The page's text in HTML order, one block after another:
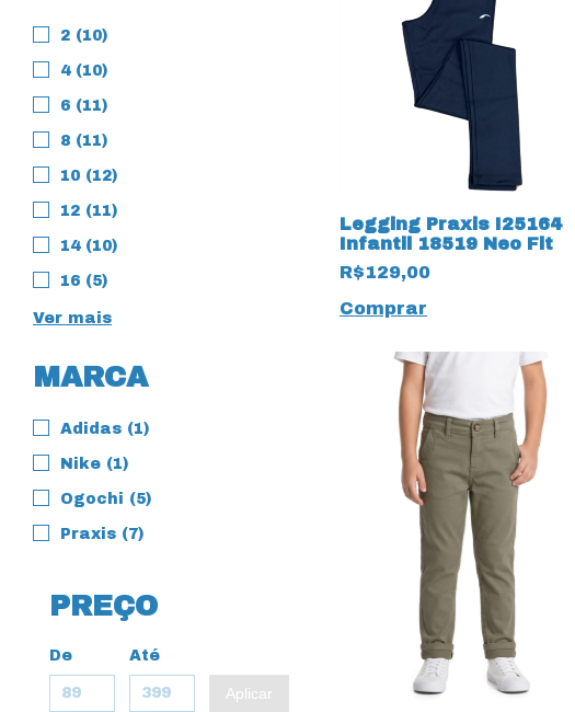
2 (10)
4 (10)
6 (11)
8 (11)
10 (12)
12 (11)
14 (10)
16 (5)
Ver mais
MARCA
Adidas (1)
Nike (1)
Ogochi (5)
Praxis (7)
PREÇO
De Até
Aplicar
Legging Praxis I25164
Infantil 18519 Neo Fit
R$129,00
Comprar